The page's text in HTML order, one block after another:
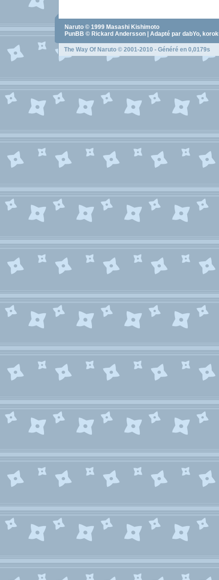
Naruto © 1999 Masashi Kishimoto
PunBB © Rickard Andersson | Adapté par dabYo,
The Way Of Naruto © 2001-2010 - Généré en 0,0179s